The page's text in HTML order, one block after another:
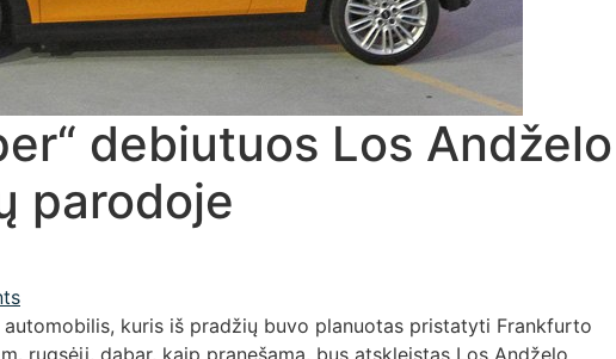
debiutuos Los Andželo
parodoje
kuris iš pradžių buvo planuotas pristatyti Frankfurto
rugsėjį, dabar, kaip pranešama, bus atskleistas Los Andželo